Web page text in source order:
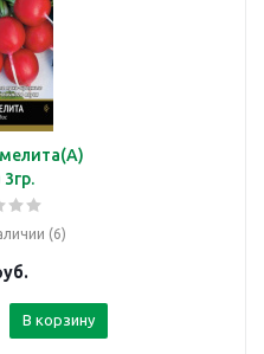
(6)
В корзину